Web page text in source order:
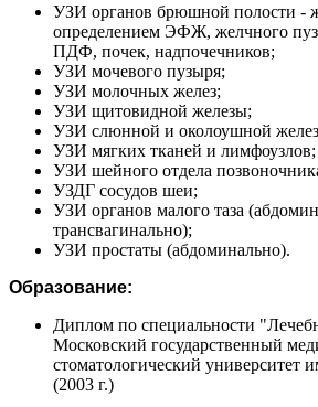
УЗИ органов брюшной полости -
определением ЭФЖ, желчного
ПДФ, почек, надпочечников;
УЗИ мочевого пузыря;
УЗИ молочных желез;
УЗИ щитовидной железы;
УЗИ cлюнной и околоушной
УЗИ мягких тканей и лимфоузлов;
УЗИ шейного отдела
УЗДГ сосудов шеи;
УЗИ органов малого таза
трансвагинально);
УЗИ простаты (абдоминально).
Образование:
Диплом по специальности
Московский государственный
стоматологический
(2003 г.)